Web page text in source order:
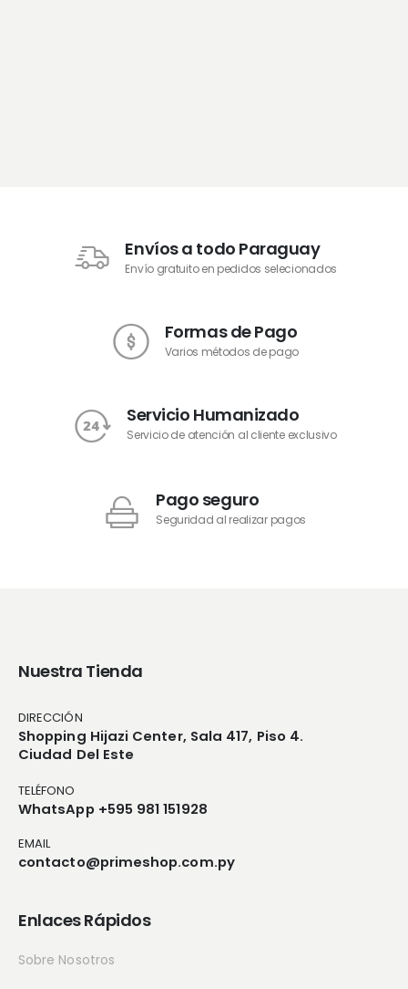
Envíos a todo Paraguay
Envío gratuito en pedidos selecionados
Formas de Pago
Varios métodos de pago
Servicio Humanizado
Servicio de atención al cliente exclusivo
Pago seguro
Seguridad al realizar pagos
Nuestra Tienda
DIRECCIÓN
Shopping Hijazi Center, Sala 417, Piso 4.
Ciudad Del Este
TELÉFONO
WhatsApp +595 981 151928
EMAIL
contacto@primeshop.com.py
Enlaces Rápidos
Sobre Nosotros